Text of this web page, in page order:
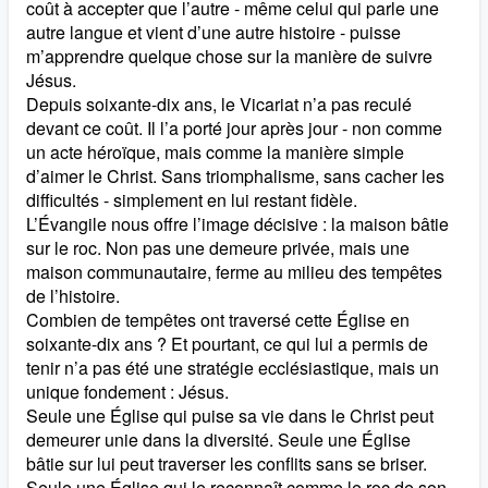
coût à accepter que l’autre - même celui qui parle une
autre langue et vient d’une autre histoire - puisse
m’apprendre quelque chose sur la manière de suivre
Jésus.
Depuis soixante-dix ans, le Vicariat n’a pas reculé
devant ce coût. Il l’a porté jour après jour - non comme
un acte héroïque, mais comme la manière simple
d’aimer le Christ. Sans triomphalisme, sans cacher les
difficultés - simplement en lui restant fidèle.
L’Évangile nous offre l’image décisive : la maison bâtie
sur le roc. Non pas une demeure privée, mais une
maison communautaire, ferme au milieu des tempêtes
de l’histoire.
Combien de tempêtes ont traversé cette Église en
soixante-dix ans ? Et pourtant, ce qui lui a permis de
tenir n’a pas été une stratégie ecclésiastique, mais un
unique fondement : Jésus.
Seule une Église qui puise sa vie dans le Christ peut
demeurer unie dans la diversité. Seule une Église
bâtie sur lui peut traverser les conflits sans se briser.